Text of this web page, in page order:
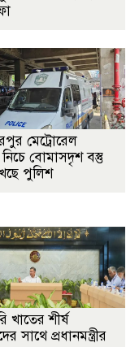
মেট্রোরেল
বোমাসদৃশ বস্তু
পুলিশ
খাতের শীর্ষ
সাথে প্রধানমন্ত্রীর